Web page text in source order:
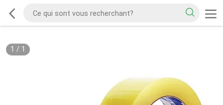
1 / 1